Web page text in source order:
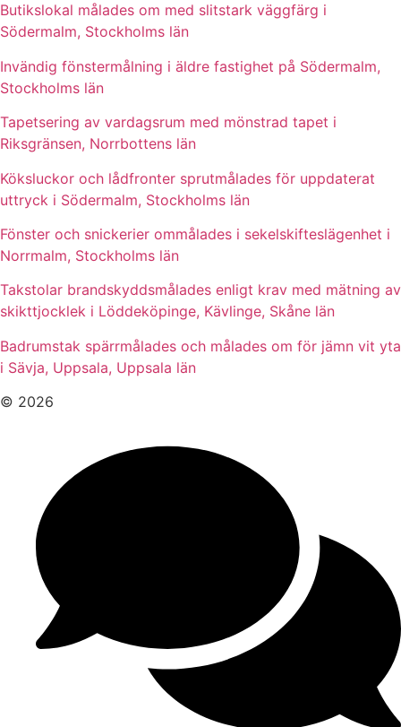
Butikslokal målades om med slitstark väggfärg i
Södermalm, Stockholms län
Invändig fönstermålning i äldre fastighet på Södermalm,
Stockholms län
Tapetsering av vardagsrum med mönstrad tapet i
Riksgränsen, Norrbottens län
Köksluckor och lådfronter sprutmålades för uppdaterat
uttryck i Södermalm, Stockholms län
Fönster och snickerier ommålades i sekelskifteslägenhet i
Norrmalm, Stockholms län
Takstolar brandskyddsmålades enligt krav med mätning av
skikttjocklek i Löddeköpinge, Kävlinge, Skåne län
Badrumstak spärrmålades och målades om för jämn vit yta
i Sävja, Uppsala, Uppsala län
© 2026